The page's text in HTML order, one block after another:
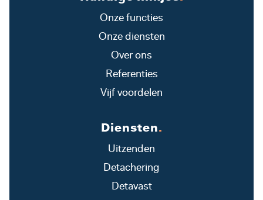
Onze functies
Onze diensten
Over ons
Referenties
Vijf voordelen
Diensten.
Uitzenden
Detachering
Detavast